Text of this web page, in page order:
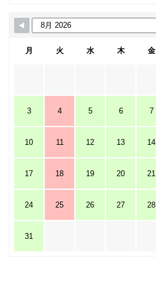
月 火 水 木 金
3 4 5 6 7
10 11 12 13 14
17 18 19 20 21
24 25 26 27 28
31